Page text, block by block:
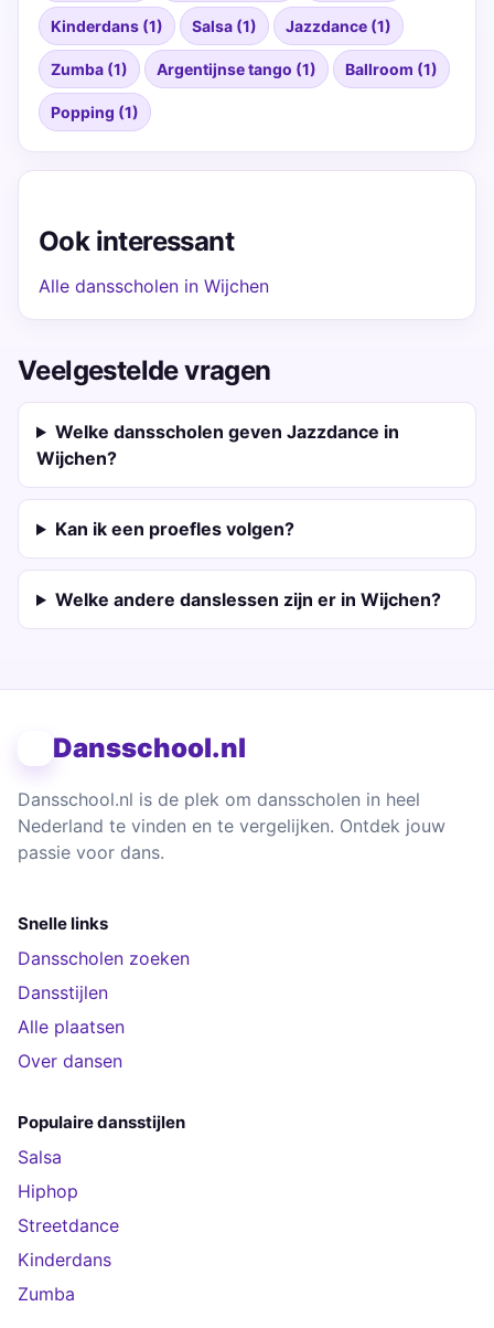
Kinderdans (1) Salsa (1) Jazzdance (1)
Zumba (1) Argentijnse tango (1) Ballroom (1)
Popping (1)
Ook interessant
Alle dansscholen in Wijchen
Veelgestelde vragen
Welke dansscholen geven Jazzdance in
Wijchen?
Kan ik een proefles volgen?
Welke andere danslessen zijn er in Wijchen?
Dansschool.nl
Dansschool.nl is de plek om dansscholen in heel
Nederland te vinden en te vergelijken. Ontdek jouw
passie voor dans.
Snelle links
Dansscholen zoeken
Dansstijlen
Alle plaatsen
Over dansen
Populaire dansstijlen
Salsa
Hiphop
Streetdance
Kinderdans
Zumba